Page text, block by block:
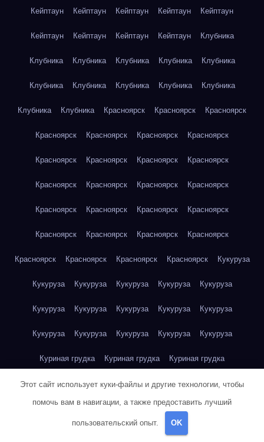
Кейптаун Кейптаун Кейптаун Кейптаун Кейптаун
Кейптаун Кейптаун Кейптаун Кейптаун Клубника
Клубника Клубника Клубника Клубника Клубника
Клубника Клубника Клубника Клубника Клубника
Клубника Клубника Красноярск Красноярск Красноярск
Красноярск Красноярск Красноярск Красноярск
Красноярск Красноярск Красноярск Красноярск
Красноярск Красноярск Красноярск Красноярск
Красноярск Красноярск Красноярск Красноярск
Красноярск Красноярск Красноярск Красноярск
Красноярск Красноярск Красноярск Красноярск Кукуруза
Кукуруза Кукуруза Кукуруза Кукуруза Кукуруза
Кукуруза Кукуруза Кукуруза Кукуруза Кукуруза
Кукуруза Кукуруза Кукуруза Кукуруза Кукуруза
Куриная грудка Куриная грудка Куриная грудка
Куриная грудка Куриная грудка Куриная грудка
Куриная грудка Куриная грудка
Куриное яйцо
Этот сайт использует куки-файлы и другие технологии, чтобы
помочь вам в навигации, а также предоставить лучший
пользовательский опыт. OK